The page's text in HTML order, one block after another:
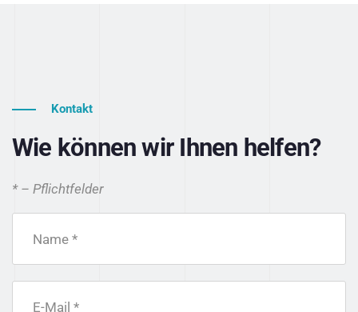
Kontakt
Wie können wir Ihnen helfen?
* – Pflichtfelder
Name *
E-Mail *